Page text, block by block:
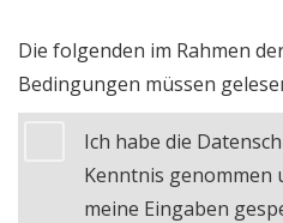
Die folgenden im Rahmen
Bedingungen müssen
Ich habe die
Kenntnis genommen
meine Eingaben